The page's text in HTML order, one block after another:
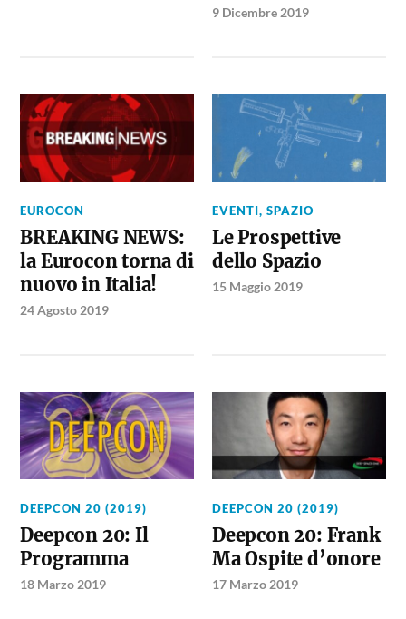
9 Dicembre 2019
EUROCON
BREAKING NEWS:
la Eurocon torna di
nuovo in Italia!
24 Agosto 2019
EVENTI,SPAZIO
Le Prospettive
dello Spazio
15 Maggio 2019
DEEPCON 20 (2019)
Deepcon 20: Il
Programma
18 Marzo 2019
DEEPCON 20 (2019)
Deepcon 20: Frank
Ma Ospite d’onore
17 Marzo 2019